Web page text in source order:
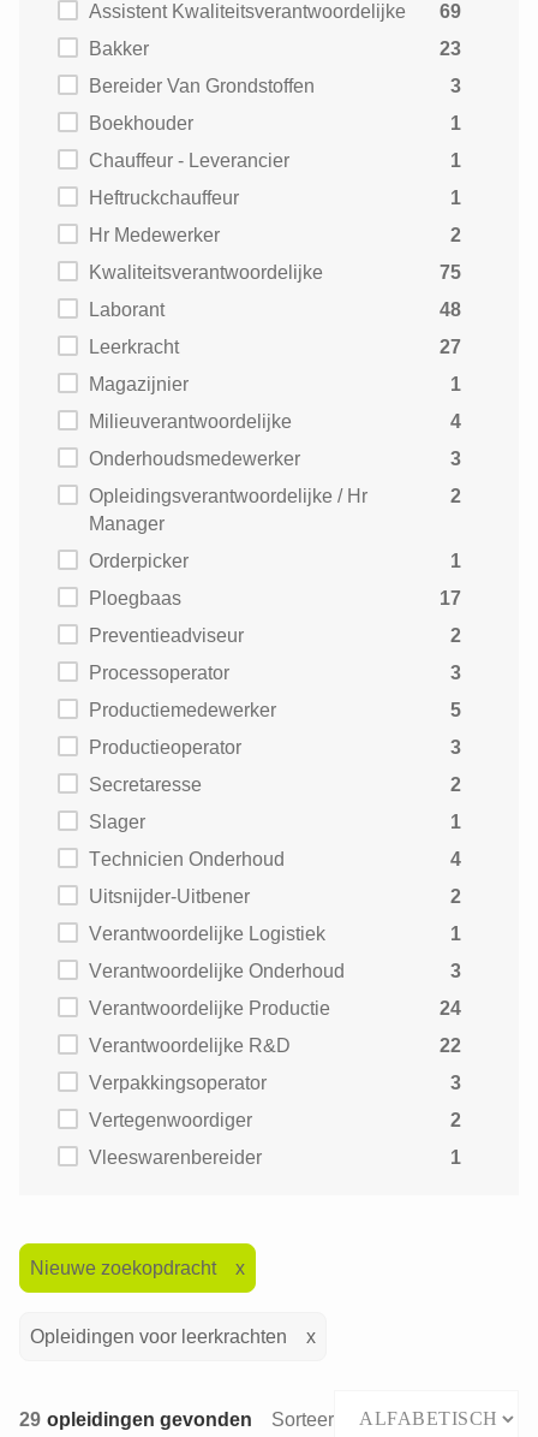
Assistent Kwaliteitsverantwoordelijke
69
Bakker
23
Bereider Van Grondstoffen
3
Boekhouder
1
Chauffeur - Leverancier
1
Heftruckchauffeur
1
Hr Medewerker
2
Kwaliteitsverantwoordelijke
75
Laborant
48
Leerkracht
27
Magazijnier
1
Milieuverantwoordelijke
4
Onderhoudsmedewerker
3
Opleidingsverantwoordelijke / Hr
Manager
2
Orderpicker
1
Ploegbaas
17
Preventieadviseur
2
Processoperator
3
Productiemedewerker
5
Productieoperator
3
Secretaresse
2
Slager
1
Technicien Onderhoud
4
Uitsnijder-Uitbener
2
Verantwoordelijke Logistiek
1
Verantwoordelijke Onderhoud
3
Verantwoordelijke Productie
24
Verantwoordelijke R&D
22
Verpakkingsoperator
3
Vertegenwoordiger
2
Vleeswarenbereider
1
Nieuwe zoekopdracht
Opleidingen voor leerkrachten
29 opleidingen gevonden Sorteer